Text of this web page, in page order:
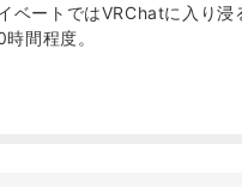
ベートではVRChatに入り浸
間程度。